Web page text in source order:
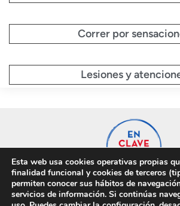
Correr por
Lesiones y
Esta web usa cookies operativas propias
finalidad funcional y cookies de terceros
permiten conocer sus hábitos de
servicios de información. Si continúas